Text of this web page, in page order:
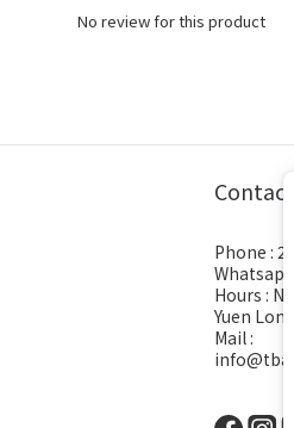
No review for this product
Contact
Phone :
Hours :
Yuen
Mail :